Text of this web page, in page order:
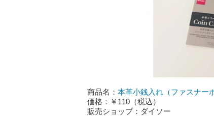
商品名： 本革小銭入れ（ファスナー
価格：￥110（税込）
販売ショップ：ダイソー